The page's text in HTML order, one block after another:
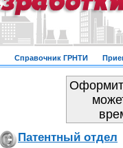
Справочник ГРНТИ
Патентный отдел